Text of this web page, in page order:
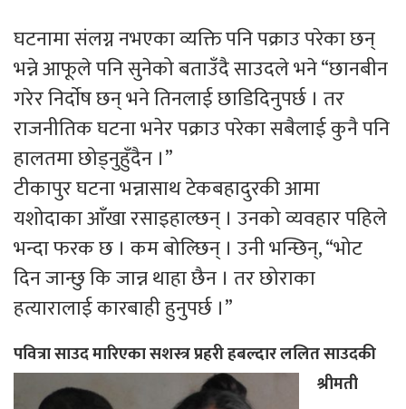
घटनामा संलग्न नभएका व्यक्ति पनि पक्राउ परेका छन्
भन्ने आफूले पनि सुनेको बताउँदै साउदले भने “छानबीन
गरेर निर्दाेष छन् भने तिनलाई छाडिदिनुपर्छ । तर
राजनीतिक घटना भनेर पक्राउ परेका सबैलाई कुनै पनि
हालतमा छोड्नुहुँदैन ।”
टीकापुर घटना भन्नासाथ टेकबहादुरकी आमा
यशोदाका आँखा रसाइहाल्छन् । उनको व्यवहार पहिले
भन्दा फरक छ । कम बोल्छिन् । उनी भन्छिन्, “भोट
दिन जान्छु कि जान्न थाहा छैन । तर छोराका
हत्यारालाई कारबाही हुनुपर्छ ।”
पवित्रा साउद मारिएका सशस्त्र प्रहरी हबल्दार ललित साउदकी
श्रीमती